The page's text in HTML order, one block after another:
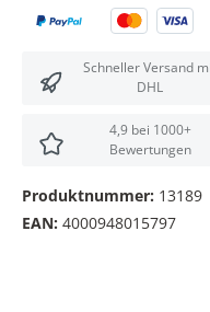
Schneller Versand
DHL
4,9 bei 1000+
Bewertungen
Produktnummer: 13189
EAN: 4000948015797